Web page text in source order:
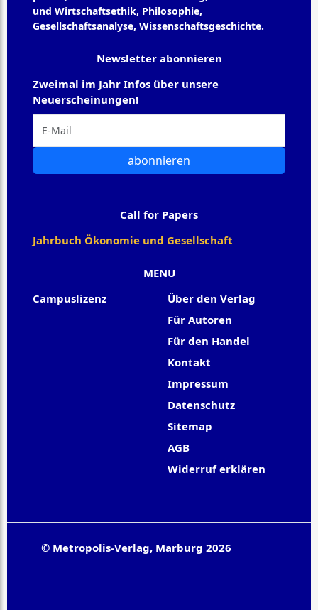
und Wirtschaftsethik, Philosophie,
Gesellschaftsanalyse, Wissenschaftsgeschichte.
MENU
Campuslizenz
Über den Verlag
Für Autoren
Für den Handel
Kontakt
Impressum
Datenschutz
Sitemap
AGB
Widerruf erklären
Newsletter abonnieren
Zweimal im Jahr Infos über unsere
Neuerscheinungen!
abonnieren
Call for Papers
Jahrbuch Ökonomie und Gesellschaft
© Metropolis-Verlag, Marburg 2026